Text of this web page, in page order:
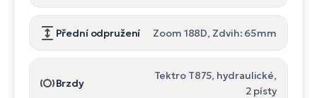
Přední odpružení Zoom 188D, Zdvih: 65mm
Brzdy
Tektro T875, hydraulické,
2 písty